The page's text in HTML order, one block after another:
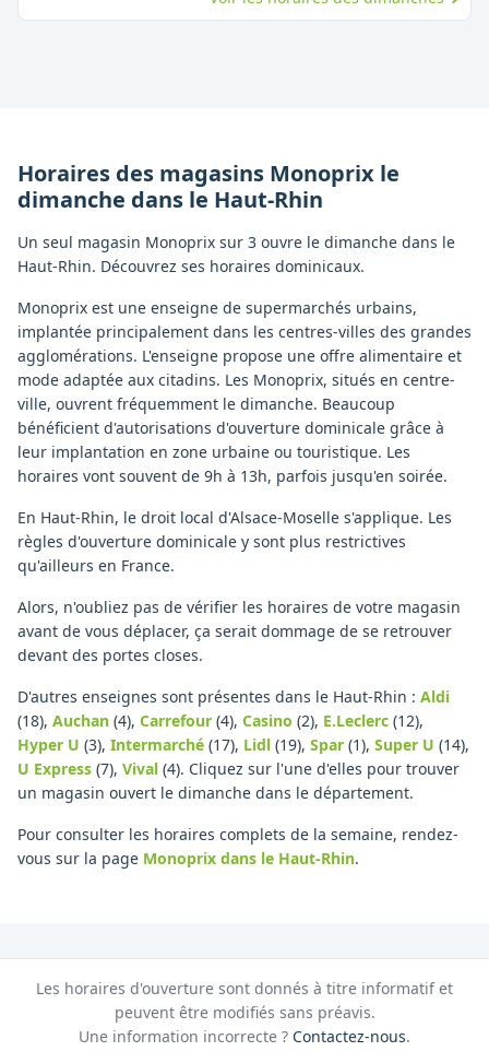
Horaires des magasins Monoprix le
dimanche dans le Haut-Rhin
Un seul magasin Monoprix sur 3 ouvre le dimanche dans le
Haut-Rhin. Découvrez ses horaires dominicaux.
Monoprix est une enseigne de supermarchés urbains,
implantée principalement dans les centres-villes des grandes
agglomérations. L'enseigne propose une offre alimentaire et
mode adaptée aux citadins. Les Monoprix, situés en centre-
ville, ouvrent fréquemment le dimanche. Beaucoup
bénéficient d'autorisations d'ouverture dominicale grâce à
leur implantation en zone urbaine ou touristique. Les
horaires vont souvent de 9h à 13h, parfois jusqu'en soirée.
En Haut-Rhin, le droit local d'Alsace-Moselle s'applique. Les
règles d'ouverture dominicale y sont plus restrictives
qu'ailleurs en France.
Alors, n'oubliez pas de vérifier les horaires de votre magasin
avant de vous déplacer, ça serait dommage de se retrouver
devant des portes closes.
D'autres enseignes sont présentes dans le Haut-Rhin : Aldi
(18), Auchan (4), Carrefour (4), Casino (2), E.Leclerc (12),
Hyper U (3), Intermarché (17), Lidl (19), Spar (1), Super U (14),
U Express (7), Vival (4). Cliquez sur l'une d'elles pour trouver
un magasin ouvert le dimanche dans le département.
Pour consulter les horaires complets de la semaine, rendez-
vous sur la page Monoprix dans le Haut-Rhin.
Les horaires d'ouverture sont donnés à titre informatif et
peuvent être modifiés sans préavis.
Une information incorrecte ? Contactez-nous.